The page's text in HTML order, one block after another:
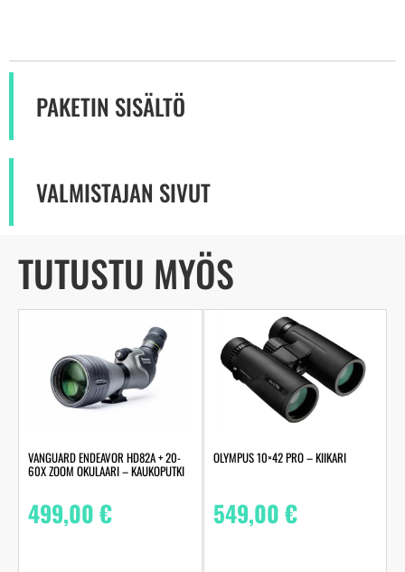
PAKETIN SISÄLTÖ
VALMISTAJAN SIVUT
TUTUSTU MYÖS
VANGUARD ENDEAVOR HD82A + 20-
60X ZOOM OKULAARI – KAUKOPUTKI
499,00€
OLYMPUS 10×42 PRO – KIIKARI
549,00€